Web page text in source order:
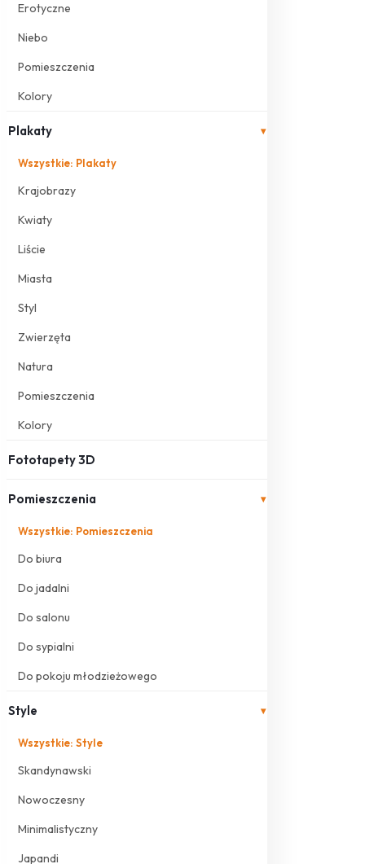
Erotyczne
Niebo
Pomieszczenia
Kolory
Plakaty ▾
Wszystkie: Plakaty
Krajobrazy
Kwiaty
Liście
Miasta
Styl
Zwierzęta
Natura
Pomieszczenia
Kolory
Fototapety 3D
Pomieszczenia ▾
Wszystkie: Pomieszczenia
Do biura
Do jadalni
Do salonu
Do sypialni
Do pokoju młodzieżowego
Style ▾
Wszystkie: Style
Skandynawski
Nowoczesny
Minimalistyczny
Japandi